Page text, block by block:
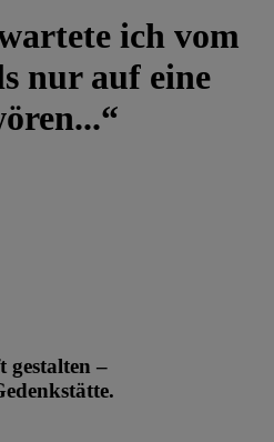
ich vom
nur auf eine
gestalten –